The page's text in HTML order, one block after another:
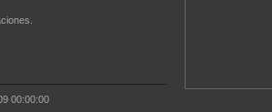
00:00:00